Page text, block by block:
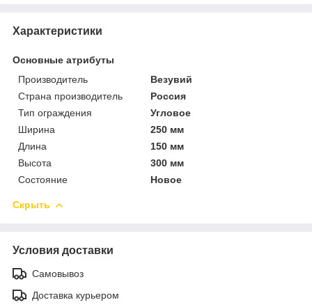
Характеристики
Основные атрибуты
Производитель
Везувий
Страна производитель
Россия
Тип ограждения
Угловое
Ширина
250 мм
Длина
150 мм
Высота
300 мм
Состояние
Новое
Скрыть
Условия доставки
Самовывоз
Доставка курьером